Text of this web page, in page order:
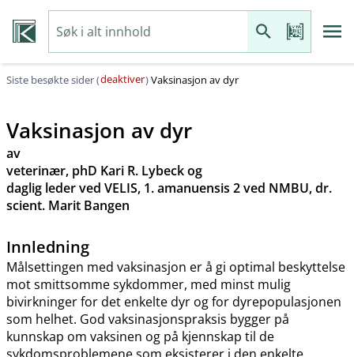
Siste besøkte sider (deaktiver)Vaksinasjon av dyr
Vaksinasjon av dyr
av
veterinær, phD Kari R. Lybeck og
daglig leder ved VELIS, 1. amanuensis 2 ved NMBU, dr.
scient. Marit Bangen
Innledning
Målsettingen med vaksinasjon er å gi optimal beskyttelse
mot smittsomme sykdommer, med minst mulig
bivirkninger for det enkelte dyr og for dyrepopulasjonen
som helhet. God vaksinasjonspraksis bygger på
kunnskap om vaksinen og på kjennskap til de